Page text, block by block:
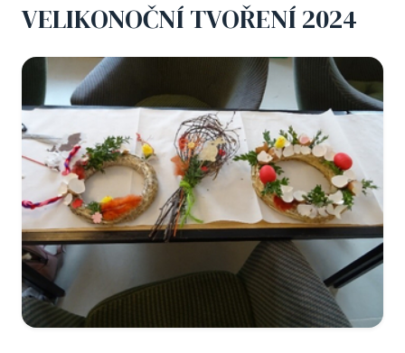
VELIKONOČNÍ TVOŘENÍ 2024